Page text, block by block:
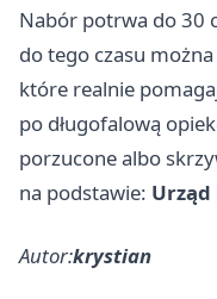
Nabór potrwa do 30
do tego czasu
które realnie
po długofalową
porzucone albo
na podstawie: Urząd
Autor:krystian